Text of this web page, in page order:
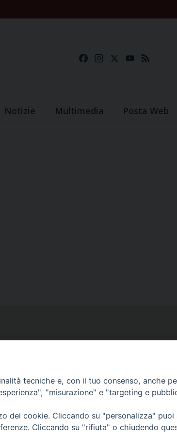
FacebookInstagramYouTube
Notizie Multimedia Posta Web
Ufficio Comunicazioni sociali
Piazza Giovene 4 – 70056 Molfetta (BA)
tecniche e, con il tuo consenso, anche
"misurazione" e "targeting e
dei cookie. Cliccando su "personalizza"
Cliccando su "rifiuta" o chiudendo